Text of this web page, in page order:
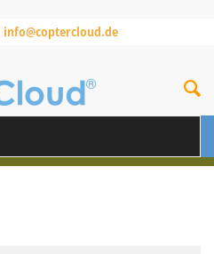
info@coptercloud.de